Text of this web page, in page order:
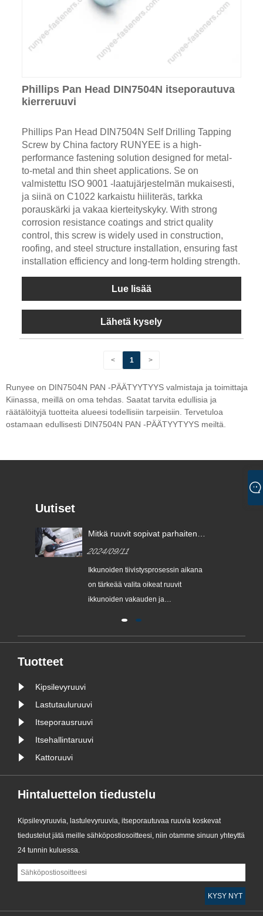
Phillips Pan Head DIN7504N itseporautuva
kierreruuvi
Phillips Pan Head DIN7504N Self Drilling Tapping
Screw by China factory RUNYEE is a high-
performance fastening solution designed for metal-
to-metal and thin sheet applications. Se on
valmistettu ISO 9001 -laatujärjestelmän mukaisesti,
ja siinä on C1022 karkaistu hiiliteräs, tarkka
porauskärki ja vakaa kierteityskyky. With strong
corrosion resistance coatings and strict quality
control, this screw is widely used in construction,
roofing, and steel structure installation, ensuring fast
installation efficiency and long-term holding strength.
Lue lisää
Lähetä kysely
< 1 >
Runyee on DIN7504N PAN -PÄÄTYYTYYS valmistaja ja toimittaja
Kiinassa, meillä on oma tehdas. Saatat tarvita edullisia ja
räätälöityjä tuotteita alueesi todellisiin tarpeisiin. Tervetuloa
ostamaan edullisesti DIN7504N PAN -PÄÄTYYTYYS meiltä.
Uutiset
Mitkä ruuvit sopivat parhaiten
2024/09/11
Ikkunoiden tiivistysprosessin aikana
on tärkeää valita oikeat ruuvit
ikkunoiden vakauden ja
‌304 ruostumattomasta teräksestä
tyyppistä......
Tuotteet
Kipsilevyruuvi
Lastutauluruuvi
Itseporausruuvi
Itsehallintaruuvi
Kattoruuvi
Hintaluettelon tiedustelu
Kipsilevyruuvia, lastulevyruuvia, itseporautuvaa ruuvia koskevat
tiedustelut jätä meille sähköpostiosoitteesi, niin otamme sinuun yhteyttä
24 tunnin kuluessa.